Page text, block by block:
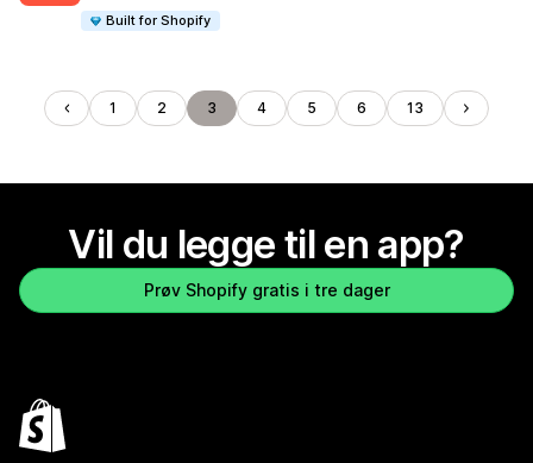
Built for Shopify
1 2 3 4 5 6 13
Vil du legge til en app?
Prøv Shopify gratis i tre dager